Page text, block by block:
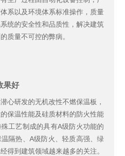
系以及环境体系标准操作，质量
统的安全性和品质性，解决建筑
质量不可控的弊病。
果好
心研发的无机改性不燃保温板，
保温性能及硅质材料的防火性能
工艺制成的具有A级防火功能的
隔热、A级防火、轻质高强、绿
得到建筑领域越来越多的关注。